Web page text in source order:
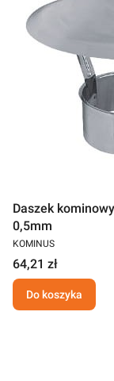
Daszek
0,5mm
KOMINUS
64,21 zł
Do koszyka